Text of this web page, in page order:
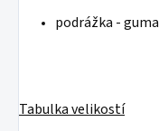
podrážka - guma
Tabulka velikostí